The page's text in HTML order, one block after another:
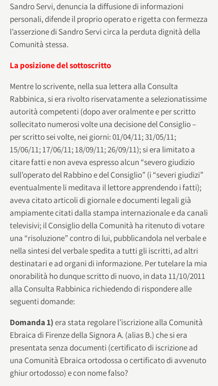
Sandro Servi, denuncia la diffusione di informazioni
personali, difende il proprio operato e rigetta con fermezza
l’asserzione di Sandro Servi circa la perduta dignità della
Comunità stessa.
La posizione del sottoscritto
Mentre lo scrivente, nella sua lettera alla Consulta
Rabbinica, si era rivolto riservatamente a selezionatissime
autorità competenti (dopo aver oralmente e per scritto
sollecitato numerosi volte una decisione del Consiglio –
per scritto sei volte, nei giorni: 01/04/11; 31/05/11;
15/06/11; 17/06/11; 18/09/11; 26/09/11); si era limitato a
citare fatti e non aveva espresso alcun “severo giudizio
sull’operato del Rabbino e del Consiglio” (i “severi giudizi”
eventualmente li meditava il lettore apprendendo i fatti);
aveva citato articoli di giornale e documenti legali già
ampiamente citati dalla stampa internazionale e da canali
televisivi; il Consiglio della Comunità ha ritenuto di votare
una “risoluzione” contro di lui, pubblicandola nel verbale e
nella sintesi del verbale spedita a tutti gli iscritti, ad altri
destinatari e ad organi di informazione. Per tutelare la mia
onorabilità ho dunque scritto di nuovo, in data 11/10/2011
alla Consulta Rabbinica richiedendo di rispondere alle
seguenti domande:
Domanda 1)era stata regolare l’iscrizione alla Comunità
Ebraica di Firenze della Signora A. (alias B.) che si era
presentata senza documenti (certificato di iscrizione ad
una Comunità Ebraica ortodossa o certificato di avvenuto
ghiur ortodosso) e con nome falso?